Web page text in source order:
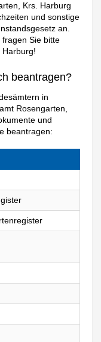
Krs. Harburg
und sonstige
an.
Sie bitte
Harburg!
beantragen?
in
Rosengarten,
und
beantragen: